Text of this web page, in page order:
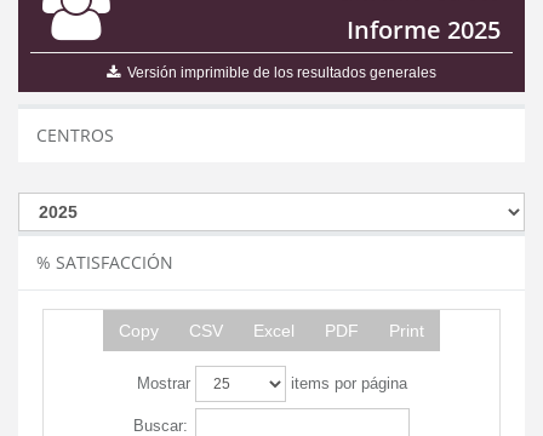
Informe 2025
Versión imprimible de los resultados generales
CENTROS
% SATISFACCIÓN
Copy CSV Excel PDF Print
Mostrar items por página
Buscar: